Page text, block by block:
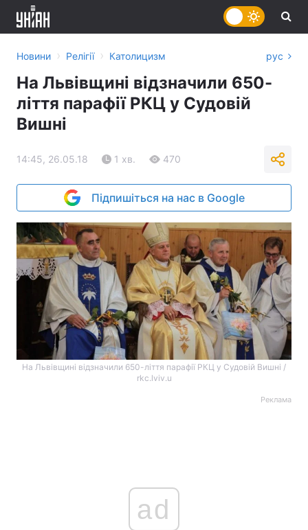
Новини › Релігії › Католицизм рус
На Львівщині відзначили 650-
ліття парафії РКЦ у Судовій
Вишні
14:45, 26.05.18 1 хв. 470
Підпишіться на нас в Google
На Львівщині відзначили 650-ліття парафії РКЦ у Судовій Вишні /
rkc.lviv.u
Реклама
ad